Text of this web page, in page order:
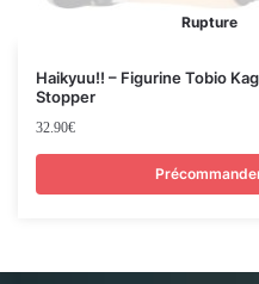
Rupture
Haikyuu!! – Figurine Tobio
Stopper
32.90€